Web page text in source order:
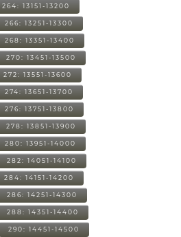
264: 13151-13200
266: 13251-13300
268: 13351-13400
270: 13451-13500
272: 13551-13600
274: 13651-13700
276: 13751-13800
278: 13851-13900
280: 13951-14000
282: 14051-14100
284: 14151-14200
286: 14251-14300
288: 14351-14400
290: 14451-14500